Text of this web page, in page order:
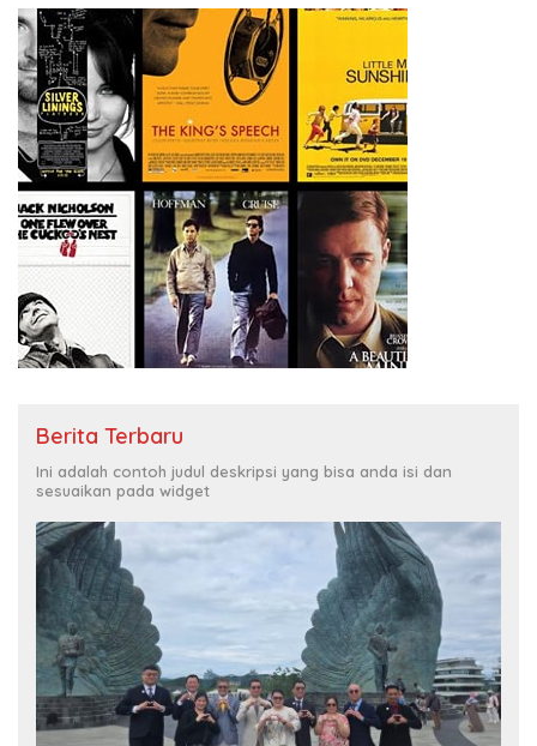
seluruh Indonesia dan
Mancanegara”.
Berita Terbaru
Ini adalah contoh judul deskripsi yang bisa anda isi dan
sesuaikan pada widget